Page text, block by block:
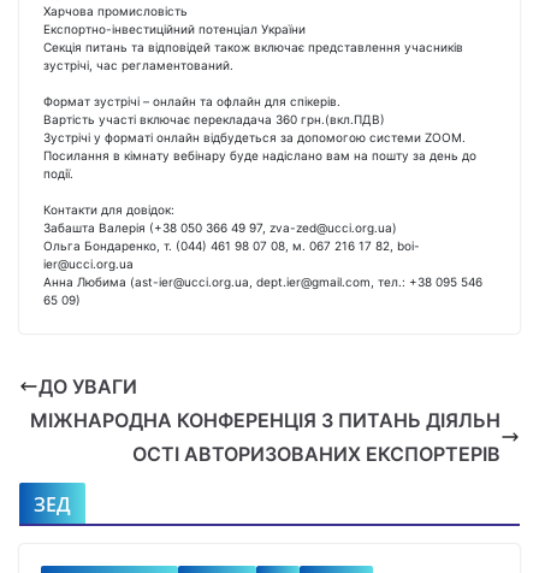
Харчова промисловість
Експортно-інвестиційний потенціал України
Секція питань та відповідей також включає представлення учасників
зустрічі, час регламентований.
Формат зустрічі – онлайн та офлайн для спікерів.
Вартість участі включає перекладача 360 грн.(вкл.ПДВ)
Зустрічі у форматі онлайн відбудеться за допомогою системи ZOOM.
Посилання в кімнату вебінару буде надіслано вам на пошту за день до
події.
Контакти для довідок:
Забашта Валерія (+38 050 366 49 97, zva-zed@ucci.org.ua)
Ольга Бондаренко, т. (044) 461 98 07 08, м. 067 216 17 82, boi-
ier@ucci.org.ua
Анна Любима (ast-ier@ucci.org.ua, dept.ier@gmail.com, тел.: +38 095 546
65 09)
ДО УВАГИ
МІЖНАРОДНА КОНФЕРЕНЦІЯ З ПИТАНЬ ДІЯЛЬН
ОСТІ АВТОРИЗОВАНИХ ЕКСПОРТЕРІВ
ЗЕД